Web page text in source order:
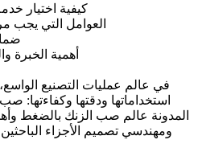
كيفية اختيار
العوامل التي يجب
أهمية الخبرة
في عالم عمليات التصنيع
استخداماتها ودقتها وكفاءتها: صب
المدونة عالم صب الزنك بالضغط
ومهندسي تصميم الأجزاء